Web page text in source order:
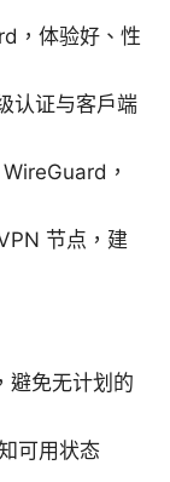
，体验好、性
认证与客户端
，
节点，建
避免无计划的
可用状态